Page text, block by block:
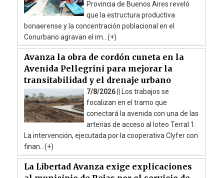
Provincia de Buenos Aires reveló
que la estructura productiva
bonaerense y la concentración poblacional en el
Conurbano agravan el im...(+)
Avanza la obra de cordón cuneta en la
Avenida Pellegrini para mejorar la
transitabilidad y el drenaje urbano
7/8/2026 ||
Los trabajos se
focalizan en el tramo que
conectará la avenida con una de las
arterias de acceso al loteo Terral 1.
La intervención, ejecutada por la cooperativa Clyfer con
finan...(+)
La Libertad Avanza exige explicaciones